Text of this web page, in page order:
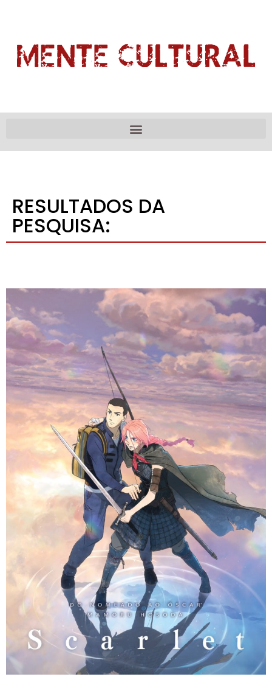
RESULTADOS DA
PESQUISA: